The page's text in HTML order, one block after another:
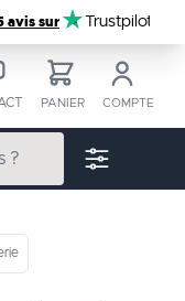
avis sur Trustpilot
PANIER COMPTE